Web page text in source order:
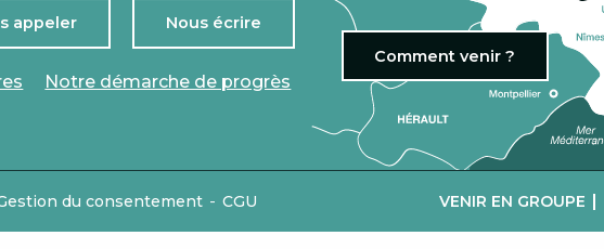
appeler Nous écrire
Notre démarche de progrès
Comment venir ?
du consentement - CGU VENIR EN GROUPE |